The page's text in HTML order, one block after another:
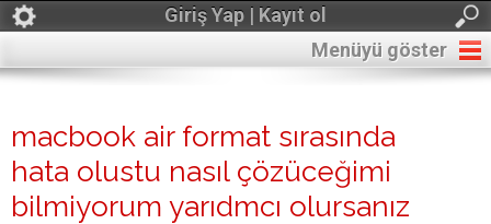
Giriş Yap | Kayıt ol
Menüyü göster
macbook air format sırasında
hata olustu nasıl çözüceğimi
bilmiyorum yarıdmcı olursanız